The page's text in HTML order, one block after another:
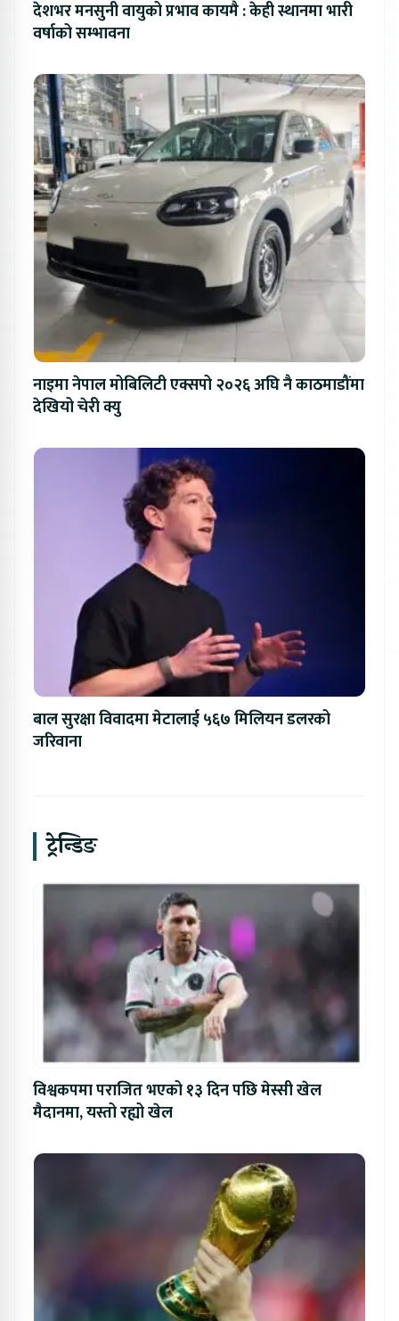
देशभर मनसुनी वायुको प्रभाव कायमै : केही स्थानमा भारी
वर्षाको सम्भावना
नाइमा नेपाल मोबिलिटी एक्सपो २०२६ अघि नै काठमाडौंमा
देखियो चेरी क्यु
बाल सुरक्षा विवादमा मेटालाई ५६७ मिलियन डलरको
जरिवाना
ट्रेन्डिङ
विश्वकपमा पराजित भएको १३ दिन पछि मेस्सी खेल
मैदानमा, यस्तो रह्यो खेल